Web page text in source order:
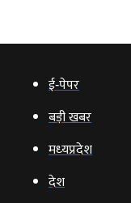
ई‑पेपर
बड़ी खबर
मध्‍यप्रदेश
देश